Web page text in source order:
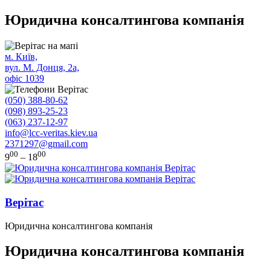
Юридична консалтингова компанія
м. Київ,
вул. М. Донця, 2а,
офіс 1039
(050) 388-80-62
(098) 893-25-23
(063) 237-12-97
info@lcc-veritas.kiev.ua
2371297@gmail.com
900 – 1800
Верітас
Юридична консалтингова компанія
Юридична консалтингова компанія